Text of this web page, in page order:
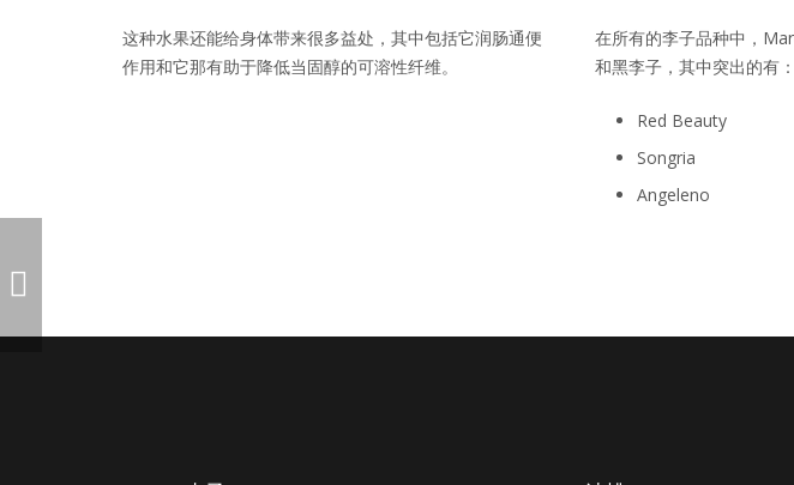
这种水果还能给身体带来很多益处，其中包括它润肠通便
作用和它那有助于降低当固醇的可溶性纤维。
在所有的李子品种中，
和黑李子，其中突出的有：
Red Beauty
Songria
Angeleno